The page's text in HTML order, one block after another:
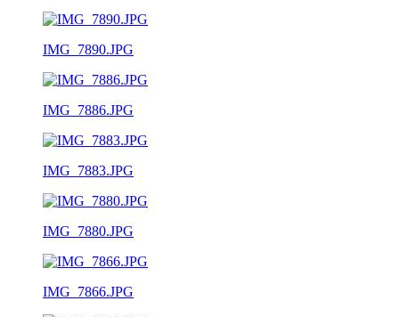
IMG_7890.JPG
IMG_7886.JPG
IMG_7883.JPG
IMG_7880.JPG
IMG_7866.JPG